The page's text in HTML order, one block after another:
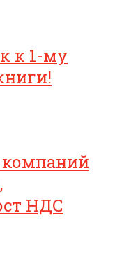
к 1-му
компаний
НДС